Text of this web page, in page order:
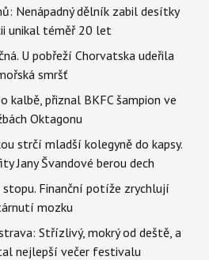
Nenápadný dělník zabil desítky
unikal téměř 20 let
U pobřeží Chorvatska udeřila
smršť
kalbě, přiznal BKFC šampion ve
Oktagonu
strčí mladší kolegyně do kapsy.
Jany Švandové berou dech
stopu. Finanční potíže zrychlují
mozku
Střízlivý, mokrý od deště, a
nejlepší večer festivalu